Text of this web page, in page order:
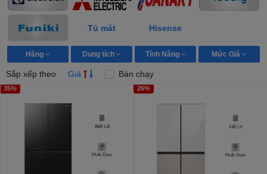
Tủ mát Hisense
Hãng Dung tích Tính Năng Mức Giá
Sắp xếp theo Giá Bán chạy
35% 26%